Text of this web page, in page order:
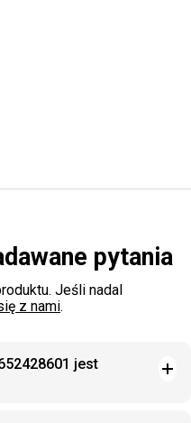
pytania
Jeśli nadal
z nami.
jest